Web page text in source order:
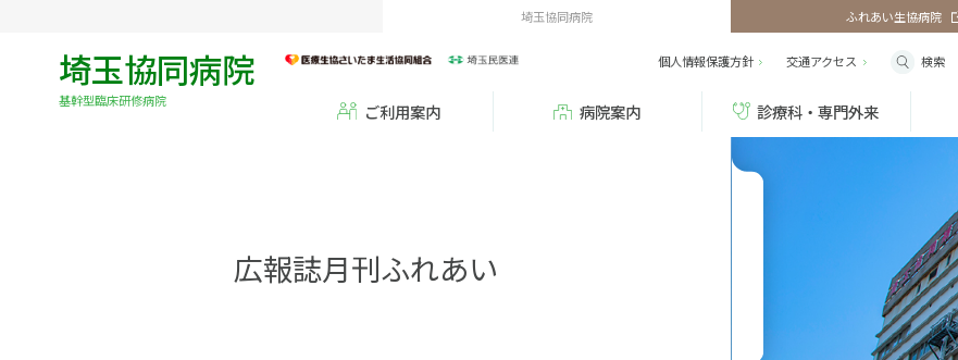
埼玉協同病院 ふれあい生協病院
埼玉協同病院
基幹型臨床研修病院
個人情報保護方針 交通アクセス 検索
ご利用案内 病院案内 診療科・専門外来
広報誌月刊ふれあい